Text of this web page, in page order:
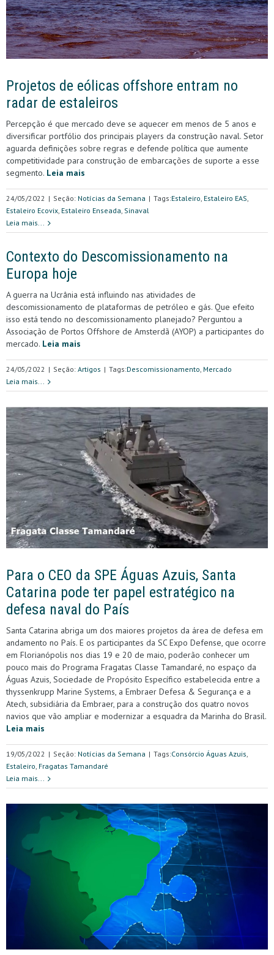
Projetos de eólicas offshore entram no
radar de estaleiros
Percepção é que mercado deve se aquecer em menos de 5 anos e
diversificar portfólio dos principais players da construção naval. Setor
aguarda definições sobre regras e defende política que aumente
competitividade para construção de embarcações de suporte a esse
segmento. Leia mais
24/05/2022 | Seção: Notícias da Semana | Tags:Estaleiro, Estaleiro EAS,
Estaleiro Ecovix, Estaleiro Enseada, Sinaval
Leia mais...
Contexto do Descomissionamento na
Europa hoje
A guerra na Ucrânia está influindo nas atividades de
descomissionamento de plataformas de petróleo e gás. Que efeito
isso está tendo no descomissionamento planejado? Perguntou a
Associação de Portos Offshore de Amsterdã (AYOP) a participantes do
mercado. Leia mais
24/05/2022 | Seção: Artigos | Tags:Descomissionamento, Mercado
Leia mais...
Para o CEO da SPE Águas Azuis, Santa
Catarina pode ter papel estratégico na
defesa naval do País
Santa Catarina abriga um dos maiores projetos da área de defesa em
andamento no País. E os participantes da SC Expo Defense, que ocorre
em Florianópolis nos dias 19 e 20 de maio, poderão conhecer um
pouco mais do Programa Fragatas Classe Tamandaré, no espaço da
Águas Azuis, Sociedade de Propósito Específico estabelecida entre a
thyssenkrupp Marine Systems, a Embraer Defesa & Segurança e a
Atech, subsidiária da Embraer, para a construção dos quatro novos
navios que vão ampliar e modernizar a esquadra da Marinha do Brasil.
Leia mais
19/05/2022 | Seção: Notícias da Semana | Tags:Consórcio Águas Azuis
Estaleiro Fragatas Tamandaré
Leia mais...